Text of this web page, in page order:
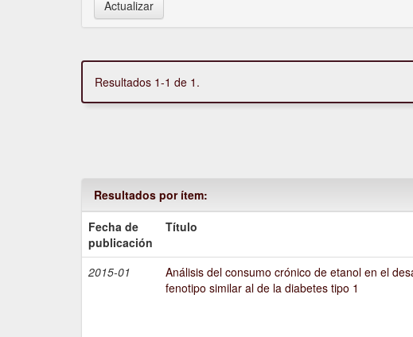
Resultados 1-1 de 1.
Resultados por ítem:
Fecha de
publicación
Título
2015-01
Análisis del consumo crónico de etanol en el
fenotipo similar al de la diabetes tipo 1